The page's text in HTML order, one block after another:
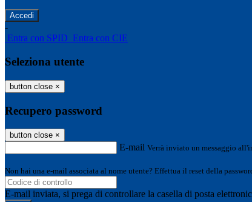
-
Entra con SPID Entra con CIE
Seleziona utente
button close ×
Recupero password
button close ×
E-mail Verrà inviato un messaggio
Non hai una e-mail associata al nome utente? Effettua il reset della
E-mail inviata, si prega di controllare la casella di posta